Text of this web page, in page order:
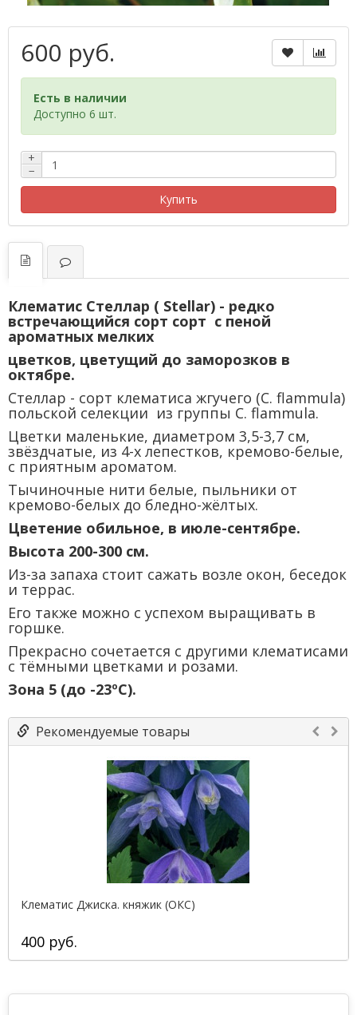
600 руб.
Есть в наличии
Доступно 6 шт.
+
−
Купить
Клематис Стеллар ( Stellar) - редко
встречающийся сорт сорт с пеной
ароматных мелких
цветков, цветущий до заморозков в
октябре.
Стеллар - сорт клематиса жгучего (C. flammula)
польской селекции из группы C. flammula.
Цветки маленькие, диаметром 3,5-3,7 см,
звёздчатые, из 4-х лепестков, кремово-белые,
с приятным ароматом.
Тычиночные нити белые, пыльники от
кремово-белых до бледно-жёлтых.
Цветение обильное, в июле-сентябре.
Высота 200-300 см.
Из-за запаха стоит сажать возле окон, беседок
и террас.
Его также можно с успехом выращивать в
горшке.
Прекрасно сочетается с другими клематисами
с тёмными цветками и розами.
Зона 5 (до -23ºС).
Рекомендуемые товары
Клематис Джиска. княжик (ОКС)
400 руб.